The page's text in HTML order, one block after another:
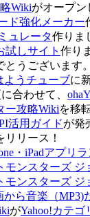
Wikiがオープン
ド強化メーカー
ュレータ作りま
試しサイト 作り
うございます
ようチューブに
合わせて、
ー攻略Wikiを移転
活用ガイドが発
リリース！
・iPadアプリ
モンスターズ ジ
モンスターズ ジ
から音楽（
がYahoo!カテゴ